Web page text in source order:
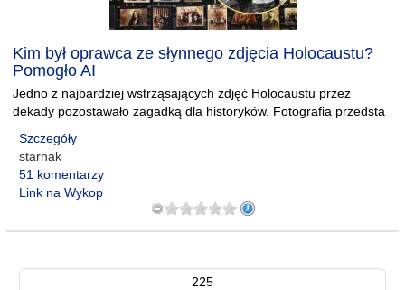
Kim był oprawca ze słynnego zdjęcia Holocaustu?
Pomogło AI
Jedno z najbardziej wstrząsających zdjęć Holocaustu przez
dekady pozostawało zagadką dla historyków. Fotografia przedsta
Szczegóły
starnak
51 komentarzy
Link na Wykop
225